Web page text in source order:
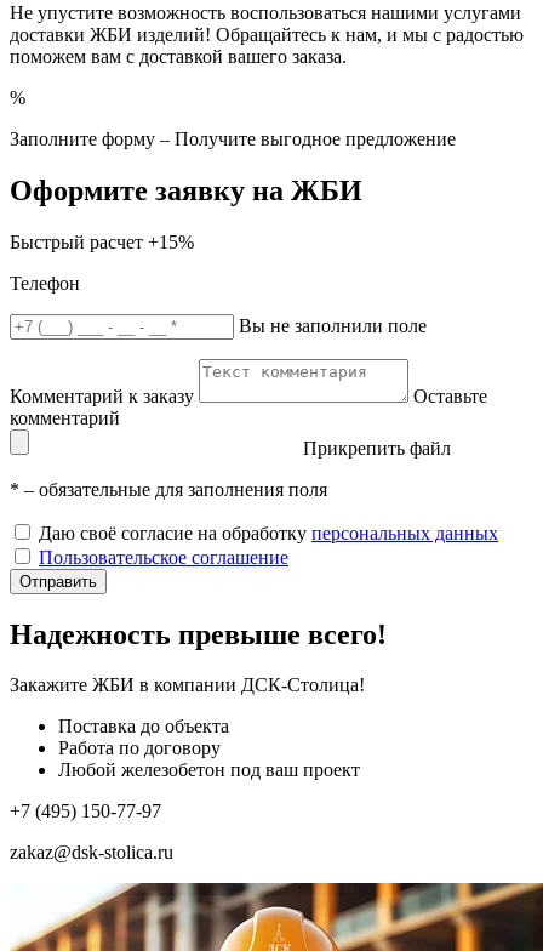
Не упустите возможность воспользоваться нашими услугами
доставки ЖБИ изделий! Обращайтесь к нам, и мы с радостью
поможем вам с доставкой вашего заказа.
%
Заполните форму – Получите выгодное предложение
Оформите заявку на ЖБИ
Быстрый расчет +15%
Телефон
Вы не заполнили поле
Комментарий к заказу
Оставьте
комментарий
Прикрепить файл
* – обязательные для заполнения поля
Даю своё согласие на обработку персональных данных
Пользовательское соглашение
Отправить
Надежность превыше всего!
Закажите ЖБИ в компании ДСК-Столица!
Поставка до объекта
Работа по договору
Любой железобетон под ваш проект
+7 (495) 150-77-97
zakaz@dsk-stolica.ru